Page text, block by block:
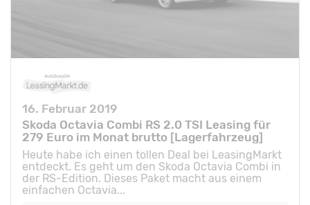
16. Februar 2019
Skoda Octavia Combi RS 2.0 TSI Leasing für
279 Euro im Monat brutto [Lagerfahrzeug]
Heute habe ich einen tollen Deal bei LeasingMarkt
entdeckt. Es geht um den Skoda Octavia Combi in
der RS-Edition. Dieses Paket macht aus einem
einfachen Octavia...